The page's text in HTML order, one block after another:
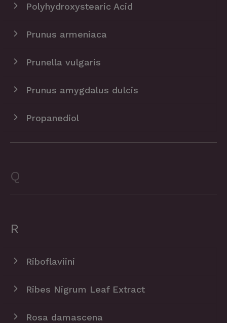
Polyhydroxystearic Acid
Prunus armeniaca
Prunella vulgaris
Prunus amygdalus dulcis
Propanediol
Q
R
Riboflaviini
Ribes Nigrum Leaf Extract
Rosa damascena